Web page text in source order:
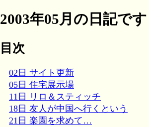
2003年05月の日記です
目次
02日 サイト更新
05日 住宅展示場
11日 リロ＆スティッチ
18日 友人が中国へ行くという
21日 楽園を求めて…